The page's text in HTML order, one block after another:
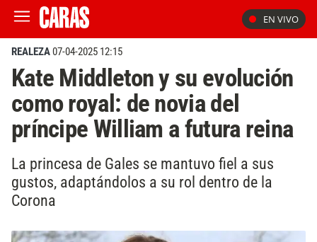
EN VIVO
REALEZA07-04-2025 12:15
Kate Middleton y su evolución
como royal: de novia del
príncipe William a futura reina
La princesa de Gales se mantuvo fiel a sus
gustos, adaptándolos a su rol dentro de la
Corona